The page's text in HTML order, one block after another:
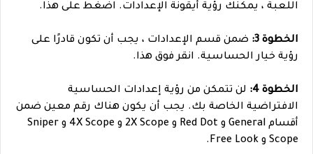
اللعبة ، يمكنك رؤية أيقونة الإعدادات. اضغط على هذا.
الخطوة 3:
ضمن قسم الإعدادات ، يجب أن تكون قادرًا على
رؤية خيار الحساسية. انقر فوق هذا.
الخطوة 4:
لن تتمكن من رؤية إعدادات الحساسية
الافتراضية الخاصة بك. يجب أن يكون هناك رقم معين ضمن
أقسام General و Red Dot و 2X Scope و 4X Scope و Sniper
Scope و Free Look.